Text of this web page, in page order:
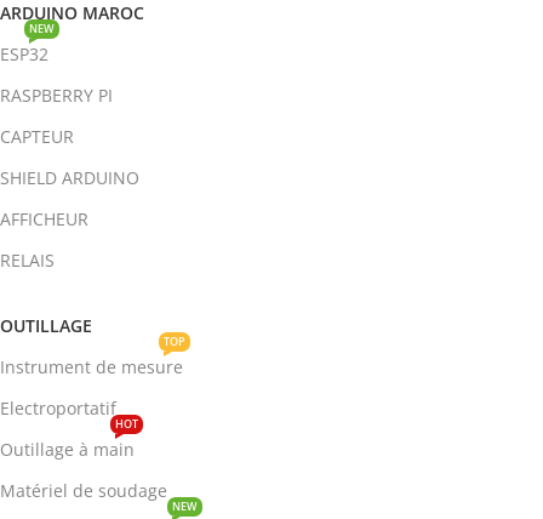
ARDUINO MAROC
ESP32
NEW
RASPBERRY PI
CAPTEUR
SHIELD ARDUINO
AFFICHEUR
RELAIS
OUTILLAGE
Instrument de mesure
TOP
Electroportatif
Outillage à main
HOT
Matériel de soudage
NEW